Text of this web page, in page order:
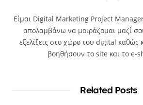
Είμαι Digital Marketing Project
απολαμβάνω να μοιράζομαι μαζί
εξελίξεις στο χώρο του digital καθώς
βοηθήσουν το site και το e-
Related Posts